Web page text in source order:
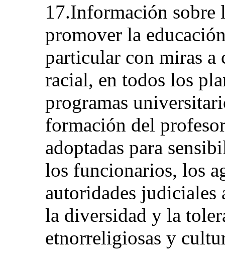
17.Información sobre
promover la
particular con miras
racial, en todos los
programas
formación del
adoptadas para
los funcionarios, los
autoridades judiciales
la diversidad y la
etnorreligiosas y